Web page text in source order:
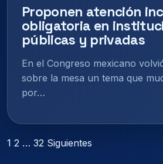
Proponen atención
obligatoria en
públicas y privadas
En el Congreso mexicano
sobre la mesa un tema que
por…
Paginación
1 2 … 32 Siguientes